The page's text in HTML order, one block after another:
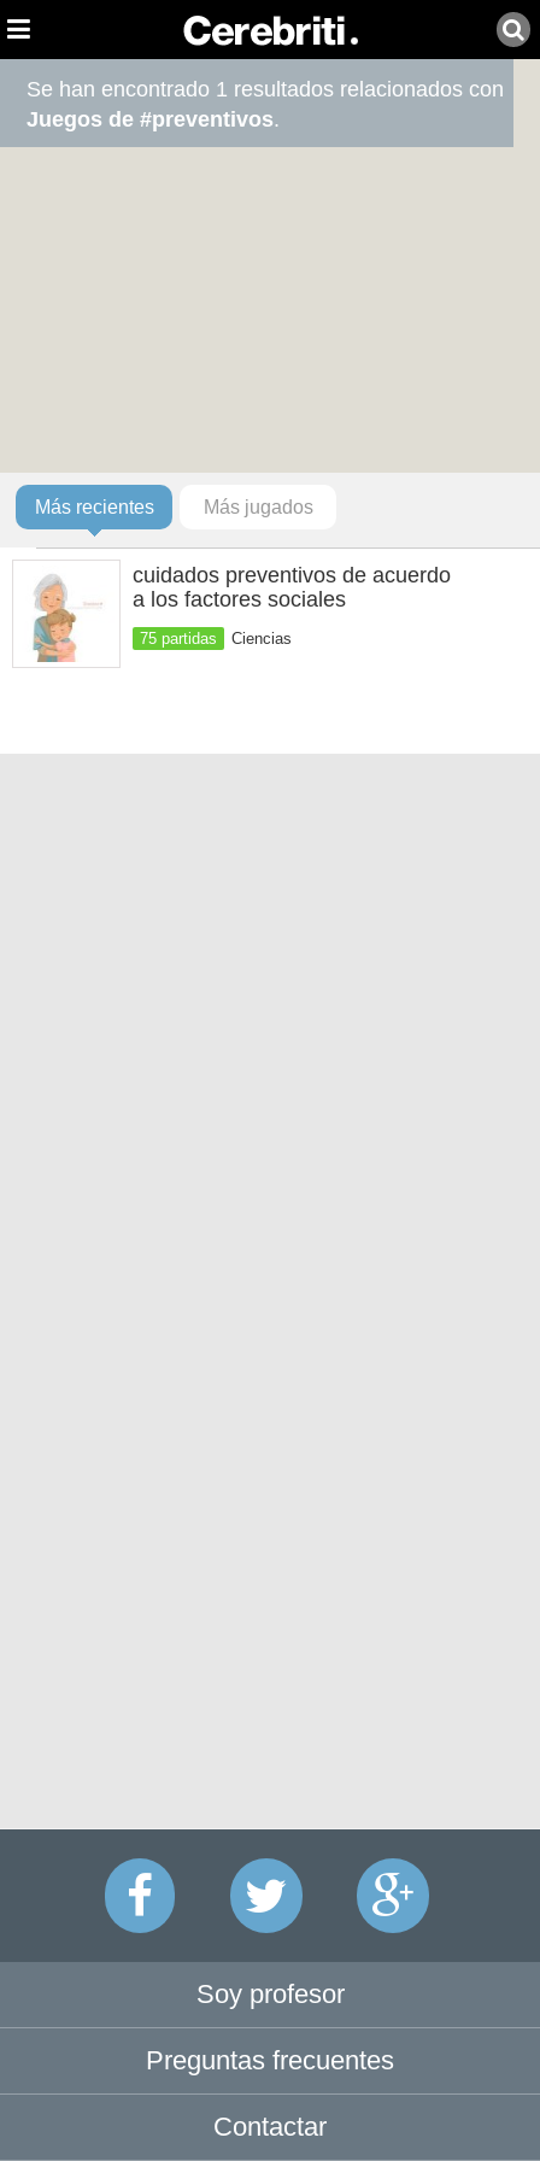
Se han encontrado 1 resultados relacionados con
Juegos de #preventivos.
Más recientes Más jugados
cuidados preventivos de acuerdo
a los factores sociales
75 partidas Ciencias
Soy profesor
Preguntas frecuentes
Contactar